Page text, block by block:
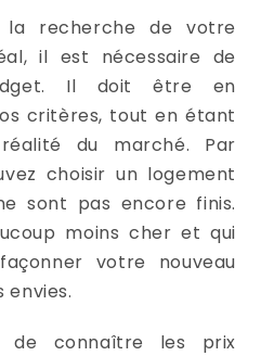
la recherche de votre
il est nécessaire de
Il doit être en
critères, tout en étant
du marché. Par
choisir un logement
sont pas encore finis.
moins cher et qui
votre nouveau
envies.
de connaître les prix